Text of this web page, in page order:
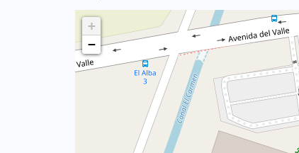
+
−